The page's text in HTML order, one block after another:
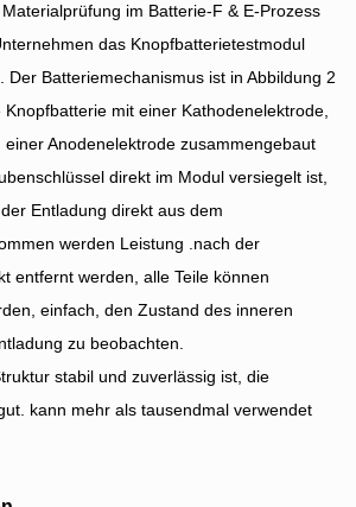
im Batterie-F & E-Prozess
das Knopfbatterietestmodul
Der Batteriemechanismus ist in Abbildung 2
mit einer Kathodenelektrode,
Anodenelektrode zusammengebaut
direkt im Modul versiegelt ist,
Entladung direkt aus dem
werden Leistung .nach der
entfernt werden, alle Teile können
einfach, den Zustand des inneren
zu beobachten.
stabil und zuverlässig ist, die
kann mehr als tausendmal verwendet